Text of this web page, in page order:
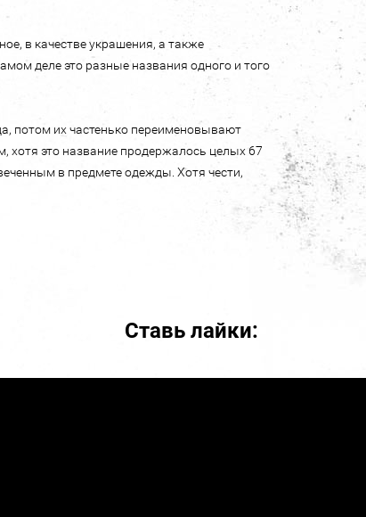
в качестве украшения, а также
деле это разные названия одного и того
потом их частенько переименовывают
хотя это название продержалось целых 67
в предмете одежды. Хотя чести,
Ставь лайки: